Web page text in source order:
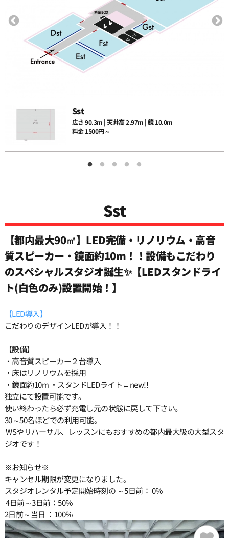
12:30
15:00
15:30
16:00
16:30
17:00
17:30
18:00
18:30
19:00
19:30
Sst
広さ 90.3m | 天井高 2.97m | 鏡 10.0m
料金 1500円～
Sst
【都内最大90㎡】LED完備・リノリウム・高音
質スピーカー・鏡面約10m！！設備もこだわり
のスペシャルスタジオ誕生✨【LEDスタンドライ
ト(白色のみ)設置開始！】
【LED導入】
こだわりのデザインLEDが導入！！
【設備】
・高音質スピーカー２台導入
・床はリノリウムを採用
・鏡面約10m ・スタンドLEDライト←new!!
独立にて設置可能です。
使い終わったら必ず充電し元の状態に戻して下さい。
30～50名ほどでの利用可能。
WSやリハーサル、レッスンにもおすすめの都内最大級の大型スタ
ジオです！
※お知らせ※
キャンセル期限が変更になりました。
スタジオレンタル予定開始時刻の ～5日前： 0％
4日前～3日前：50％
2日前～当日 ：100％